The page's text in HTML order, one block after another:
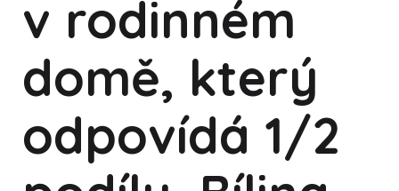
v rodinném
domě, který
odpovídá 1/2